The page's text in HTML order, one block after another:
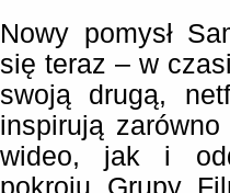
Nowy pomysł
się teraz – w
swoją drugą,
inspirują
wideo, jak i
pokroju Grupy